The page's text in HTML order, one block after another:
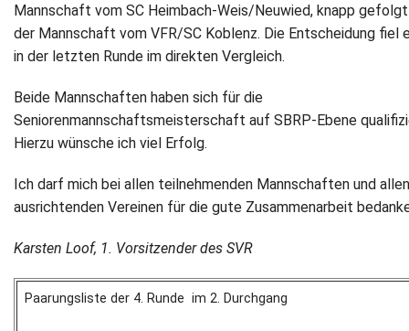
Service
Kontakt
Datenschutz
Mannschaft vom SC Heimbach-Weis/Neuwied, knapp
der Mannschaft vom VFR/SC Koblenz. Die Entscheidung fiel
in der letzten Runde im direkten Vergleich.
Beide Mannschaften haben sich für die
Seniorenmannschaftsmeisterschaft auf SBRP-Ebene
Hierzu wünsche ich viel Erfolg.
Ich darf mich bei allen teilnehmenden Mannschaften und allen
ausrichtenden Vereinen für die gute Zusammenarbeit
Karsten Loof, 1. Vorsitzender des SVR
Paarungsliste der 4. Runde im 2. Durchgang